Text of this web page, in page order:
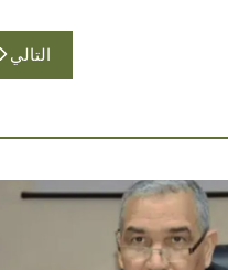
التالي